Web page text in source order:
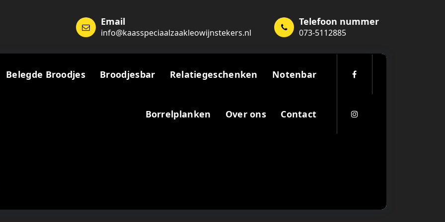
Email
info@kaasspeciaalzaakleowijnstekers.nl
Telefoon nummer
073-5112885
Belegde Broodjes Broodjesbar Relatiegeschenken Notenbar
Borrelplanken Over ons Contact